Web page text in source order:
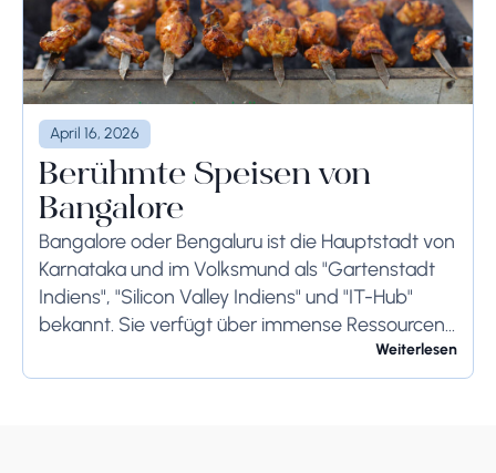
April 16, 2026
Berühmte Speisen von
Bangalore
Bangalore oder Bengaluru ist die Hauptstadt von
Karnataka und im Volksmund als "Gartenstadt
Indiens", "Silicon Valley Indiens" und "IT-Hub"
bekannt. Sie verfügt über immense Ressourcen
und bietet ihren Bewohnern so viel. Bangalore ist
berühmt für seine...
Weiterlesen